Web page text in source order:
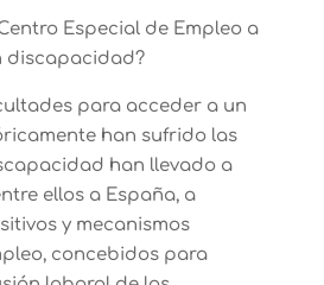
Especial de Empleo a
discapacidad?
para acceder a un
han sufrido las
han llevado a
ellos a España, a
y mecanismos
concebidos para